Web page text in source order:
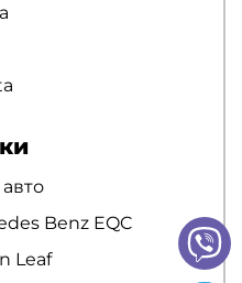
Benz EQC
Leaf